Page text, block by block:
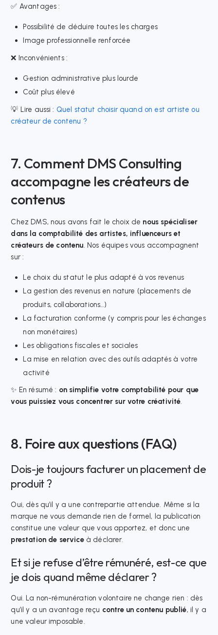
✅ Avantages :
Possibilité de déduire toutes les charges
Image professionnelle renforcée
❌ Inconvénients :
Gestion administrative plus lourde
Coût plus élevé
💡 Lire aussi : Quel statut choisir quand on est artiste ou
créateur de contenu ?
7. Comment DMS Consulting
accompagne les créateurs de
contenus
Chez DMS, nous avons fait le choix de nous spécialiser
dans la comptabilité des artistes, influenceurs et
créateurs de contenu . Nos équipes vous accompagnent
sur :
Le choix du statut le plus adapté à vos revenus
La gestion des revenus en nature (placements de
produits, collaborations…)
La facturation conforme (y compris pour les échanges
non monétaires)
Les obligations fiscales et sociales
La mise en relation avec des outils adaptés à votre
activité
✨ En résumé : on simplifie votre comptabilité pour que
vous puissiez vous concentrer sur votre créativité.
8. Foire aux questions (FAQ)
Dois-je toujours facturer un placement de
produit ?
Oui, dès qu’il y a une contrepartie attendue. Même si la
marque ne vous demande rien de formel, la publication
constitue une valeur que vous apportez, et donc une
prestation de serviceà déclarer.
Et si je refuse d’être rémunéré, est-ce que
je dois quand même déclarer ?
Oui. La non-rémunération volontaire ne change rien : dès
qu’il y a un avantage reçu contre un contenu publié, il y a
une valeur imposable.